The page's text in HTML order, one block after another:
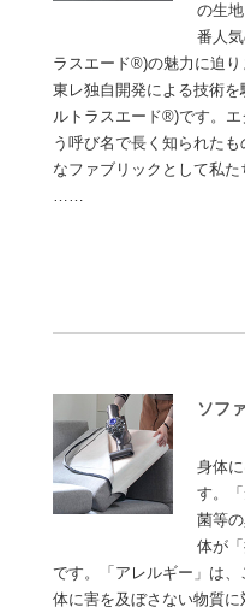
の生
番人
ラスエード®)の魅力に迫
東レ独自開発による技術
ルトラスエード®)です。
う呼び名で長く知られた
なファブリックとして私た
……
ソフ
身体
す。
菌等
体が
です。「アレルギー」は
体に害を及ぼさない物質